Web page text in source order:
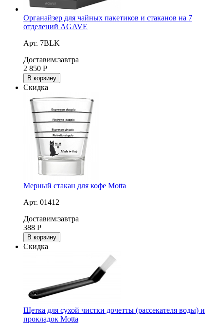
Органайзер для чайных пакетиков и стаканов на 7
отделений AGAVE
Арт. 7BLK
Доставим:завтра
2 850 Р
В корзину
Скидка
Мерный стакан для кофе Motta
Арт. 01412
Доставим:завтра
388 Р
В корзину
Скидка
Щетка для сухой чистки дочетты (рассекателя воды) и
прокладок Motta